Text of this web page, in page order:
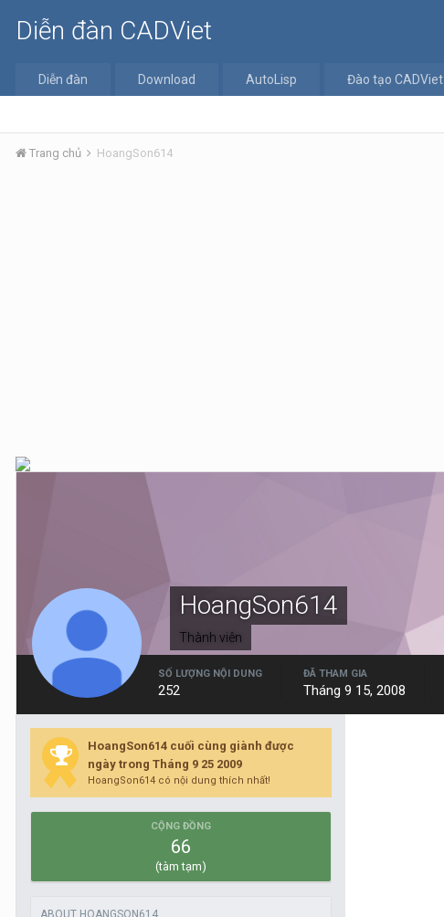
Diễn đàn CADViet
Diễn đàn Download AutoLisp Đào tạo CADViet
Trang chủ HoangSon614
HoangSon614
Thành viên
SỐ LƯỢNG NỘI DUNG
252
ĐÃ THAM GIA
Tháng 9 15, 2008
HoangSon614 cuối cùng giành được
ngày trong Tháng 9 25 2009
HoangSon614 có nội dung thích nhất!
CỘNG ĐỒNG
66
(tàm tạm)
ABOUT HOANGSON614